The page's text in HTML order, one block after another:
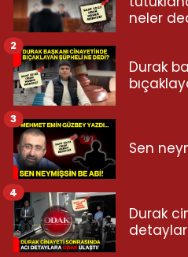
neler
Durak
2
Sen
3
Durak
4